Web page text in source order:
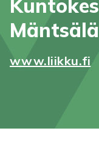
Mäntsälä
www.liikku.fi